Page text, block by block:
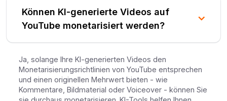
Können KI-generierte Videos auf
YouTube monetarisiert werden?
Ja, solange Ihre KI-generierten Videos den
Monetarisierungsrichtlinien von YouTube entsprechen
und einen originellen Mehrwert bieten - wie
Kommentare, Bildmaterial oder Voiceover - können Sie